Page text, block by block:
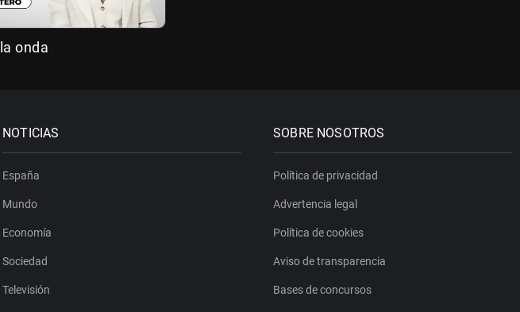
onda
NOTICIAS
España
Mundo
Economía
Sociedad
Televisión
SOBRE NOSOTROS
Política de privacidad
Advertencia legal
Política de cookies
Aviso de transparencia
Bases de concursos